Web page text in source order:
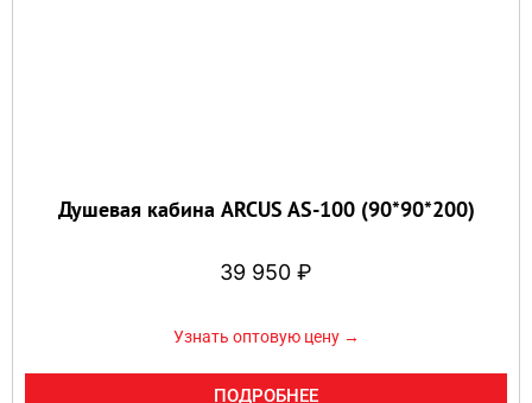
Душевая кабина ARCUS AS-100 (90*90*200)
39 950 ₽
Узнать оптовую цену →
ПОДРОБНЕЕ